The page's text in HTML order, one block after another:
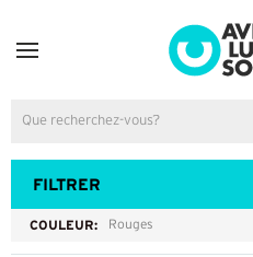
FILTRER
COULEUR: Rouges